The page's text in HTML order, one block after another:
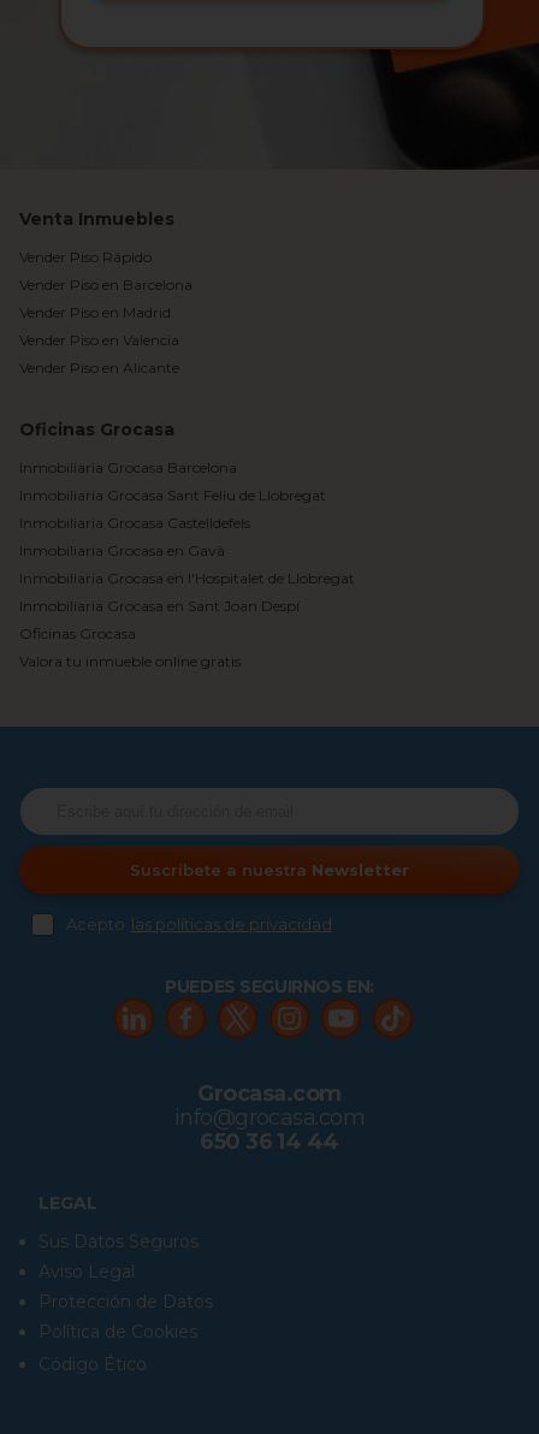
Venta Inmuebles
Vender Piso Rápido
Vender Piso en Barcelona
Vender Piso en Madrid
Vender Piso en Valencia
Vender Piso en Alicante
Oficinas Grocasa
Inmobiliaria Grocasa Barcelona
Inmobiliaria Grocasa Sant Feliu de Llobregat
Inmobiliaria Grocasa Castelldefels
Inmobiliaria Grocasa en Gavà
Inmobiliaria Grocasa en l'Hospitalet de Llobregat
Inmobiliaria Grocasa en Sant Joan Despí
Oficinas Grocasa
Valora tu inmueble online gratis
Suscríbete a nuestra Newsletter
Acepto las políticas de privacidad
LEGAL
Sus Datos Seguros
Aviso Legal
Protección de Datos
Política de Cookies
Código Ético
PUEDES SEGUIRNOS EN:
Grocasa.com
info@grocasa.com
650 36 14 44